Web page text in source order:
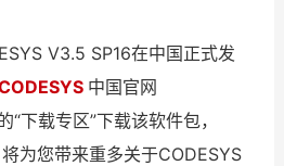
V3.5 SP16在中国正式发
中国官网
“下载专区”下载该软件包，
为您带来重多关于CODESYS